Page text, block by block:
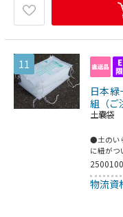
11
日本
組（ご
土嚢袋
●土のい
に紐がつ
対策に最
袋：不
物流資